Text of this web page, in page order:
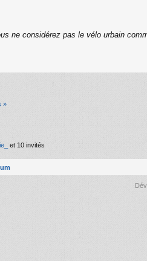
ne considérez pas le vélo urbain
»
et 10 invités